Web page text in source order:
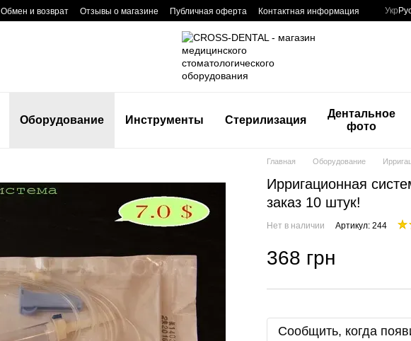
Обмен и возврат Отзывы о магазине Публичная оферта Контактная информация Укр
Оборудование Инструменты Стерилизация
Дентальное
фото
Главная Оборудование
Ирригационная
заказ 10 штук!
Нет в наличии Артикул: 244
368 грн
Сообщить, когда